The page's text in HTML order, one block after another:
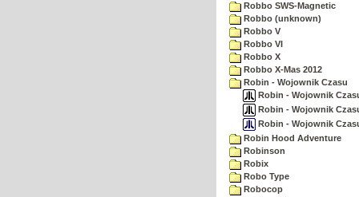
Robbo SWS-Magnetic
Robbo (unknown)
Robbo V
Robbo VI
Robbo X
Robbo X-Mas 2012
Robin - Wojownik Czasu
Robin - Wojownik
Robin - Wojownik
Robin - Wojownik
Robin Hood Adventure
Robinson
Robix
Robo Type
Robocop